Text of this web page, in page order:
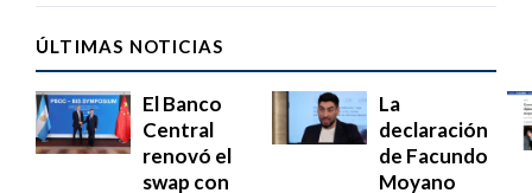
ÚLTIMAS NOTICIAS
El Banco
Central
renovó el
swap con
La
declaración
de Facundo
Moyano